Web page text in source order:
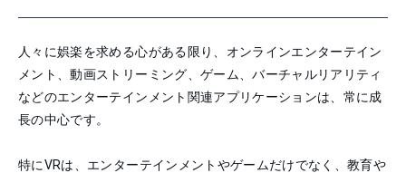
人々に娯楽を求める心がある限り、オンラインエンターテイン
メント、動画ストリーミング、ゲーム、バーチャルリアリティ
などのエンターテインメント関連アプリケーションは、常に成
長の中心です。
特にVRは、エンターテインメントやゲームだけでなく、教育や